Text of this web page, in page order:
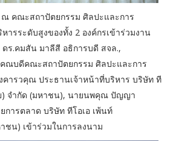
คณะสถาปัตยกรรม ศิลปะและการ
ารระดับสูงของทั้ง 2 องค์กรเข้าร่วมงาน
ดร.คมสัน มาลีสี อธิการบดี สจล.,
ณบดีคณะสถาปัตยกรรม ศิลปะและการ
คารวคุณ ประธานเจ้าหน้าที่บริหาร บริษัท ที
ย) จำกัด (มหาชน), นายนพคุณ ปัญญา
การตลาด บริษัท ทีโอเอ เพ้นท์
ชน) เข้าร่วมในการลงนาม